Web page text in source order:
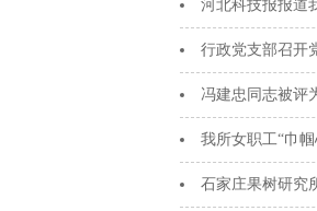
河北科技报报道
行政党支部召开
冯建忠同志被评
我所女职工“巾
石家庄果树研究